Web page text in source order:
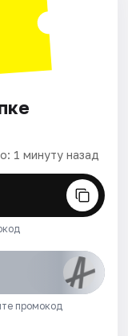
1 минуту назад
промокод